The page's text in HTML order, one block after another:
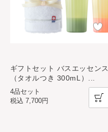
ギフトセット バスエッセンス
（タオルつき 300mL） ...
4品セット
税込 7,700円